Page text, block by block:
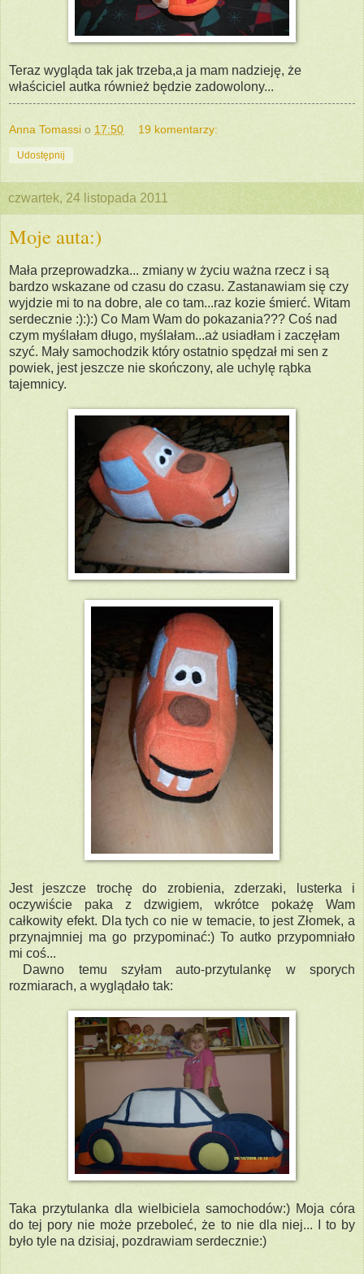
Teraz wygląda tak jak trzeba,a ja mam nadzieję, że
właściciel autka również będzie zadowolony...
Anna Tomassi o 17:50 19 komentarzy:
Udostępnij
czwartek, 24 listopada 2011
Moje auta:)
Mała przeprowadzka... zmiany w życiu ważna rzecz i są
bardzo wskazane od czasu do czasu. Zastanawiam się czy
wyjdzie mi to na dobre, ale co tam...raz kozie śmierć. Witam
serdecznie :):):) Co Mam Wam do pokazania??? Coś nad
czym myślałam długo, myślałam...aż usiadłam i zaczęłam
szyć. Mały samochodzik który ostatnio spędzał mi sen z
powiek, jest jeszcze nie skończony, ale uchylę rąbka
tajemnicy.
Jest jeszcze trochę do zrobienia, zderzaki, lusterka i
oczywiście paka z dzwigiem, wkrótce pokażę Wam
całkowity efekt. Dla tych co nie w temacie, to jest Złomek, a
przynajmniej ma go przypominać:) To autko przypomniało
mi coś...
Dawno temu szyłam auto-przytulankę w sporych
rozmiarach, a wyglądało tak:
Taka przytulanka dla wielbiciela samochodów:) Moja córa
do tej pory nie może przeboleć, że to nie dla niej... I to by
było tyle na dzisiaj, pozdrawiam serdecznie:)